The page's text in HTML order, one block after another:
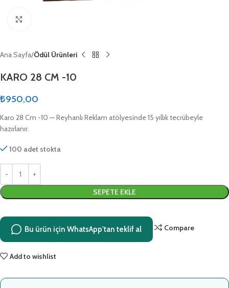
Ana Sayfa Ödül Ürünleri
KARO 28 CM -10
₺950,00
Karo 28 Cm -10 — Reyhanlı Reklam atölyesinde 15 yıllık tecrübeyle
hazırlanır.
100 adet stokta
SEPETE EKLE
Bu ürün için WhatsApp'tan teklif al Compare
Add to wishlist